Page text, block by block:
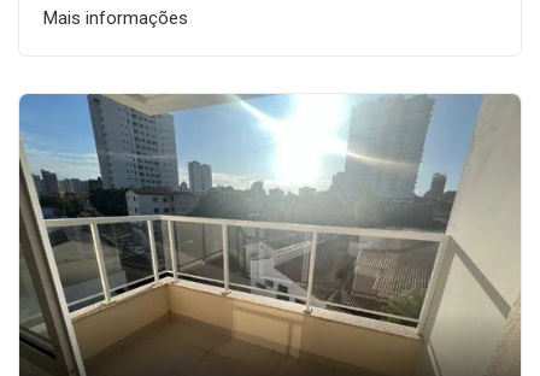
Mais informações